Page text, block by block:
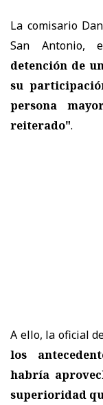
La comisario
San Antonio,
detención de
su
persona
reiterado".
A ello, la oficial
los
habría
superioridad